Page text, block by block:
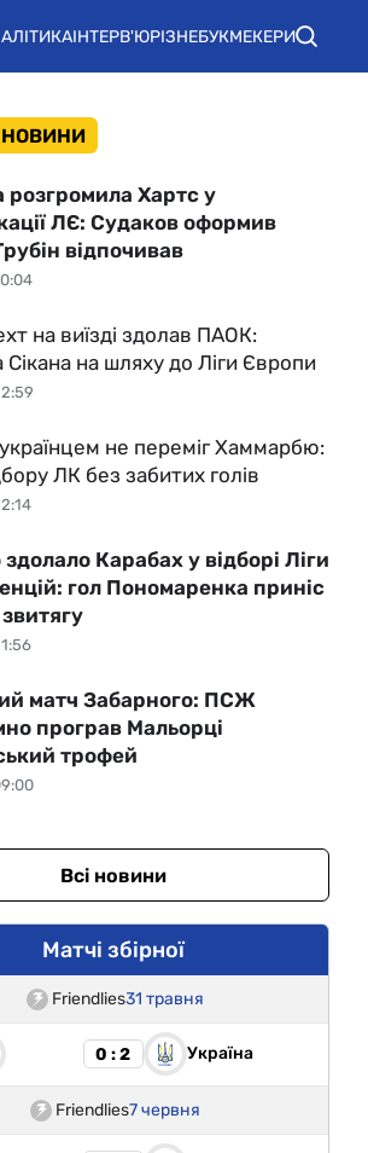
ІНТЕРВ'ЮРІЗНЕБУКМЕКЕРИ
НОВИНИ
розгромила Хартс у
ЛЄ: Судаков оформив
відпочивав
на виїзді здолав ПАОК:
Сікана на шляху до Ліги Європи
не переміг Хаммарбю:
ЛК без забитих голів
Карабах у відборі Ліги
гол Пономаренка приніс
матч Забарного: ПСЖ
програв Мальорці
трофей
Всі новини
Матчі збірної
Friendlies31 травня
0 : 2 Україна
Friendlies7 червня